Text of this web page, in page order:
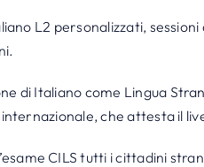
L2 personalizzati,
di Italiano come Lingua
che attesta il
CILS tutti i cittadini